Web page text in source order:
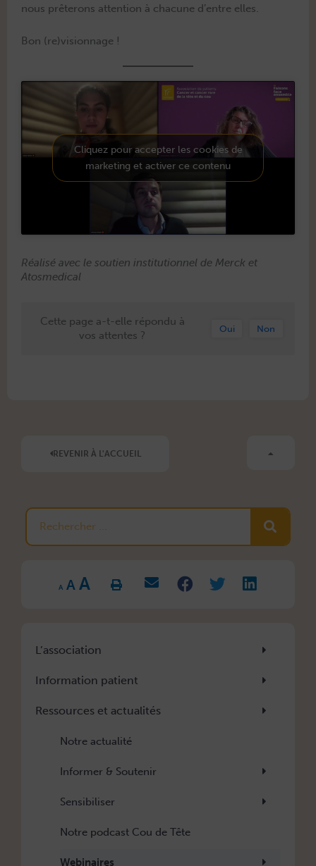
nous prêterons atten­tion à cha­cune d’entre elles.
Bon (re)visionnage !
Cliquez pour accepter les cookies de
marketing et activer ce contenu
Réal­isé avec le sou­tien insti­tu­tion­nel de Mer­ck et
Atosmedical
Cette page a-t-elle répondu à
vos attentes ?
Oui Non
REVENIR À L'ACCUEIL
Rechercher
A
Decrease
font
size.
A Reset
font
size.
A Increase
font
size.
L’association
Information patient
Ressources et actualités
Notre actualité
Informer & Soutenir
Sensibiliser
Notre podcast Cou de Tête
Webinaires